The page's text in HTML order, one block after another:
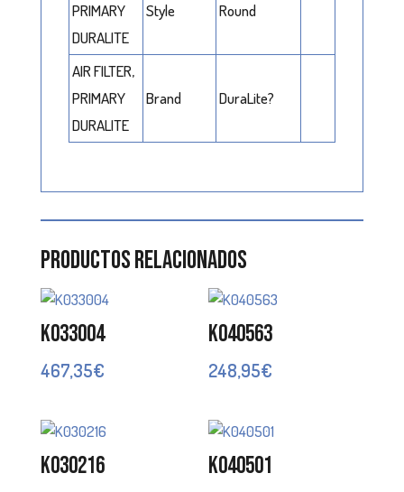
PRIMARY
DURALITE
Style Round
AIR FILTER,
PRIMARY
DURALITE
Brand DuraLite?
Productos relacionados
K033004
467,35€
K040563
248,95€
K030216 K040501